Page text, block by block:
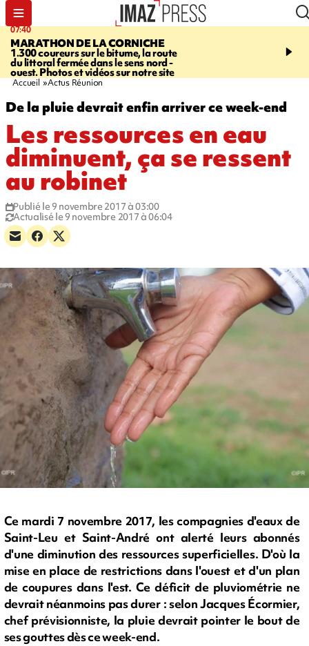
07:40
MARATHON DE LA CORNICHE
1.300 coureurs sur le bitume, la route
du littoral fermée dans le sens nord -
ouest. Photos et vidéos sur notre site
10:33
l’enfance - une
Accueil Actus Réunion
De la pluie devrait enfin arriver ce week-end
Les ressources en eau
diminuent, ça se ressent
au robinet
Publié le 9 novembre 2017 à 03:00
Actualisé le 9 novembre 2017 à 06:04
Ce mardi 7 novembre 2017, les compagnies d'eaux de
Saint-Leu et Saint-André ont alerté leurs abonnés
d'une diminution des ressources superficielles. D'où la
mise en place de restrictions dans l'ouest et d'un plan
de coupures dans l'est. Ce déficit de pluviométrie ne
devrait néanmoins pas durer : selon Jacques Écormier,
chef prévisionniste, la pluie devrait pointer le bout de
ses gouttes dès ce week-end.